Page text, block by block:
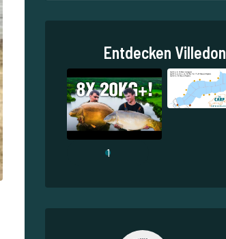
Entdecken Villedon
1